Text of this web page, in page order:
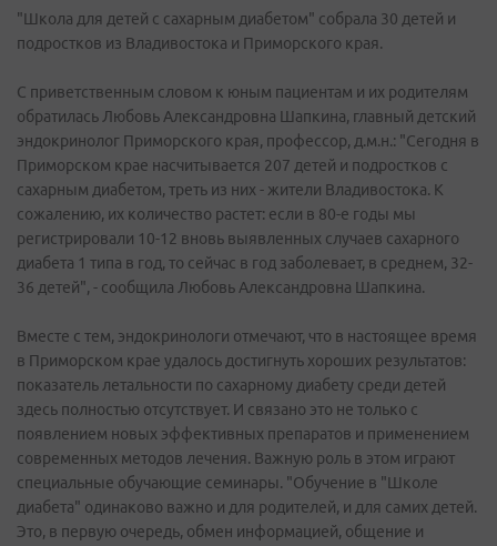
"Школа для детей с сахарным диабетом" собрала 30 детей и
подростков из Владивостока и Приморского края.
С приветственным словом к юным пациентам и их родителям
обратилась Любовь Александровна Шапкина, главный детский
эндокринолог Приморского края, профессор, д.м.н.: "Сегодня в
Приморском крае насчитывается 207 детей и подростков с
сахарным диабетом, треть из них - жители Владивостока. К
сожалению, их количество растет: если в 80-е годы мы
регистрировали 10-12 вновь выявленных случаев сахарного
диабета 1 типа в год, то сейчас в год заболевает, в среднем, 32-
36 детей", - сообщила Любовь Александровна Шапкина.
Вместе с тем, эндокринологи отмечают, что в настоящее время
в Приморском крае удалось достигнуть хороших результатов:
показатель летальности по сахарному диабету среди детей
здесь полностью отсутствует. И связано это не только с
появлением новых эффективных препаратов и применением
современных методов лечения. Важную роль в этом играют
специальные обучающие семинары. "Обучение в "Школе
диабета" одинаково важно и для родителей, и для самих детей.
Это, в первую очередь, обмен информацией, общение и